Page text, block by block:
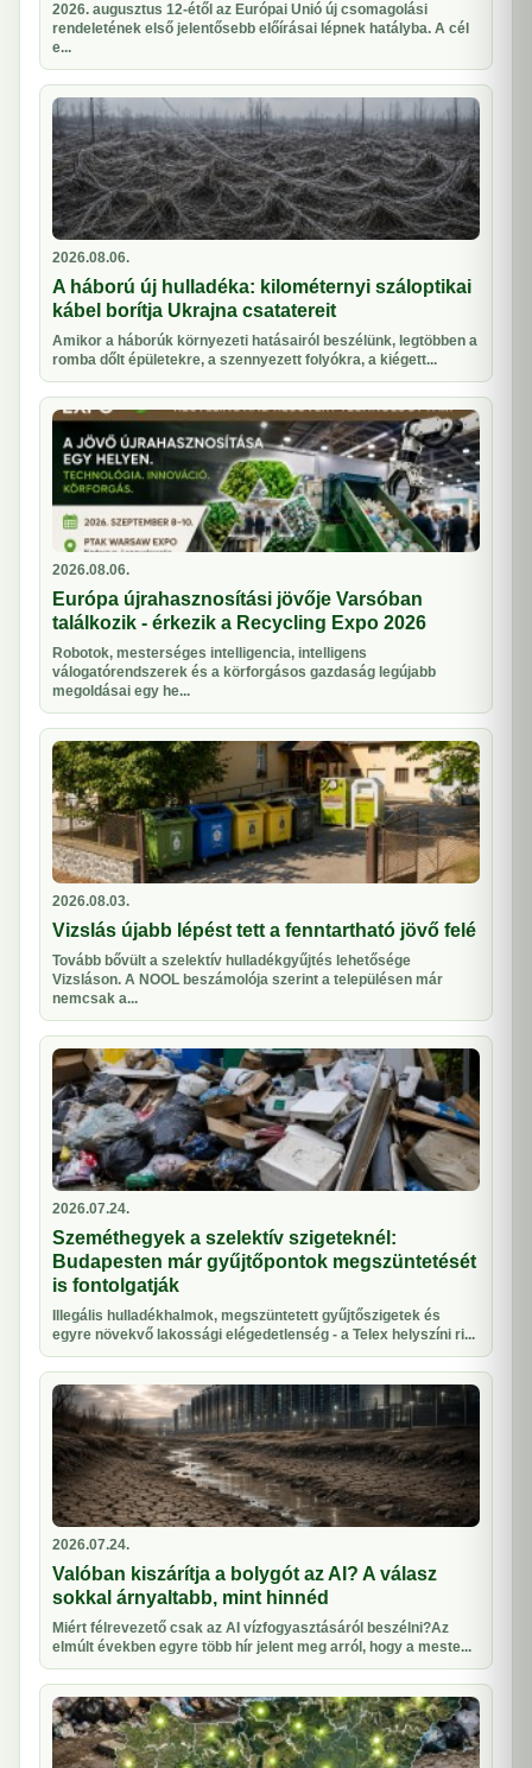
2026. augusztus 12-étől az Európai Unió új csomagolási
rendeletének első jelentősebb előírásai lépnek hatályba. A cél
e...
2026.08.06.
A háború új hulladéka: kilométernyi száloptikai
kábel borítja Ukrajna csatatereit
Amikor a háborúk környezeti hatásairól beszélünk, legtöbben a
romba dőlt épületekre, a szennyezett folyókra, a kiégett...
2026.08.06.
Európa újrahasznosítási jövője Varsóban
találkozik - érkezik a Recycling Expo 2026
Robotok, mesterséges intelligencia, intelligens
válogatórendszerek és a körforgásos gazdaság legújabb
megoldásai egy he...
2026.08.03.
Vizslás újabb lépést tett a fenntartható jövő felé
Tovább bővült a szelektív hulladékgyűjtés lehetősége
Vizsláson. A NOOL beszámolója szerint a településen már
nemcsak a...
2026.07.24.
Szeméthegyek a szelektív szigeteknél:
Budapesten már gyűjtőpontok megszüntetését
is fontolgatják
Illegális hulladékhalmok, megszüntetett gyűjtőszigetek és
egyre növekvő lakossági elégedetlenség - a Telex helyszíni ri...
2026.07.24.
Valóban kiszárítja a bolygót az AI? A válasz
sokkal árnyaltabb, mint hinnéd
Miért félrevezető csak az AI vízfogyasztásáról beszélni?Az
elmúlt években egyre több hír jelent meg arról, hogy a meste...